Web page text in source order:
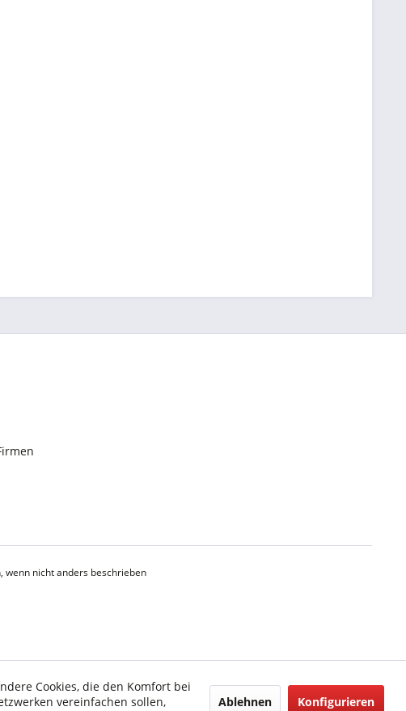
nicht anders beschrieben
Cookies, die den Komfort bei
vereinfachen sollen,
Ablehnen Konfigurieren